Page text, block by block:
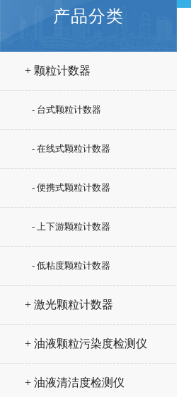
产品分类
+ 颗粒计数器
- 台式颗粒计数器
- 在线式颗粒计数器
- 便携式颗粒计数器
- 上下游颗粒计数器
- 低粘度颗粒计数器
+ 激光颗粒计数器
+ 油液颗粒污染度检测仪
+ 油液清洁度检测仪